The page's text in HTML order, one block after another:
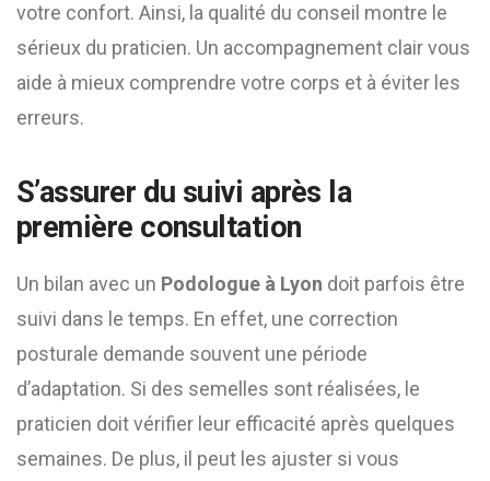
votre confort. Ainsi, la qualité du conseil montre le
sérieux du praticien. Un accompagnement clair vous
aide à mieux comprendre votre corps et à éviter les
erreurs.
S’assurer du suivi après la
première consultation
Un bilan avec un Podologue à Lyon doit parfois être
suivi dans le temps. En effet, une correction
posturale demande souvent une période
d’adaptation. Si des semelles sont réalisées, le
praticien doit vérifier leur efficacité après quelques
semaines. De plus, il peut les ajuster si vous